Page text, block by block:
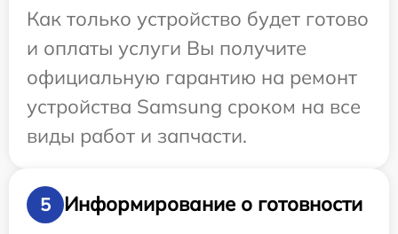
Как только устройство будет готово
и оплаты услуги Вы получите
официальную гарантию на ремонт
устройства Samsung сроком на все
виды работ и запчасти.
5
Информирование о готовности